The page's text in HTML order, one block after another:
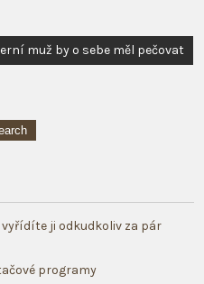
muž by o sebe měl pečovat
ji odkudkoliv za pár
programy